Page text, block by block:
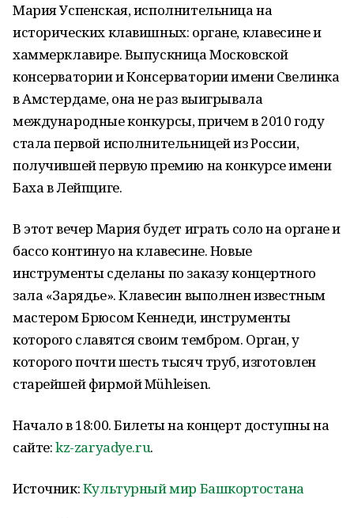
Мария Успенская, исполнительница на
исторических клавишных: органе, клавесине и
хаммерклавире. Выпускница Московской
консерватории и Консерватории имени Свелинка
в Амстердаме, она не раз выигрывала
международные конкурсы, причем в 2010 году
стала первой исполнительницей из России,
получившей первую премию на конкурсе имени
Баха в Лейпциге.
В этот вечер Мария будет играть соло на органе и
бассо континуо на клавесине. Новые
инструменты сделаны по заказу концертного
зала «Зарядье». Клавесин выполнен известным
мастером Брюсом Кеннеди, инструменты
которого славятся своим тембром. Орган, у
которого почти шесть тысяч труб, изготовлен
старейшей фирмой Mühleisen.
Начало в 18:00. Билеты на концерт доступны на
сайте:kz-zaryadye.ru.
Источник:Культурный мир Башкортостана